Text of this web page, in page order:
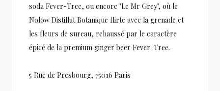
soda Fever-Tree, ou encore "Le Mr Grey", où le
Nolow Distillat Botanique flirte avec la grenade et
les fleurs de sureau, rehaussé par le caractère
épicé de la premium ginger beer Fever-Tree.
5 Rue de Presbourg, 75016 Paris